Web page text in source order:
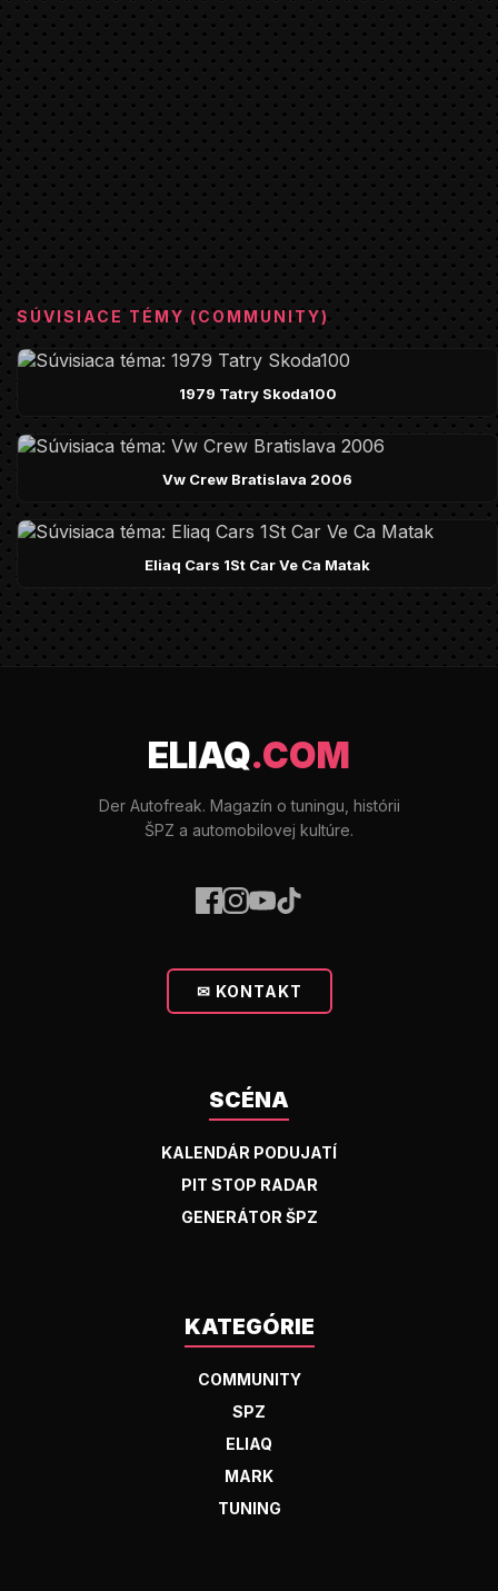
SÚVISIACE TÉMY (COMMUNITY)
1979 Tatry Skoda100
Vw Crew Bratislava 2006
Eliaq Cars 1St Car Ve Ca Matak
ELIAQ.COM
Der Autofreak. Magazín o tuningu, histórii
ŠPZ a automobilovej kultúre.
✉ KONTAKT
SCÉNA
KALENDÁR PODUJATÍ
PIT STOP RADAR
GENERÁTOR ŠPZ
KATEGÓRIE
COMMUNITY
SPZ
ELIAQ
MARK
TUNING